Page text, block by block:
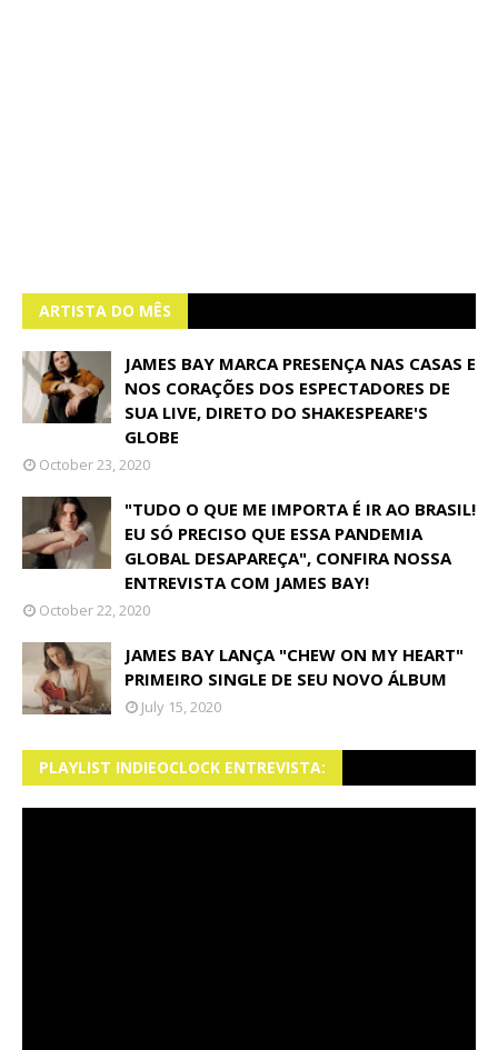
ARTISTA DO MÊS
JAMES BAY MARCA PRESENÇA NAS CASAS E
NOS CORAÇÕES DOS ESPECTADORES DE
SUA LIVE, DIRETO DO SHAKESPEARE'S
GLOBE
October 23, 2020
"TUDO O QUE ME IMPORTA É IR AO BRASIL!
EU SÓ PRECISO QUE ESSA PANDEMIA
GLOBAL DESAPAREÇA", CONFIRA NOSSA
ENTREVISTA COM JAMES BAY!
October 22, 2020
JAMES BAY LANÇA "CHEW ON MY HEART"
PRIMEIRO SINGLE DE SEU NOVO ÁLBUM
July 15, 2020
PLAYLIST INDIEOCLOCK ENTREVISTA: